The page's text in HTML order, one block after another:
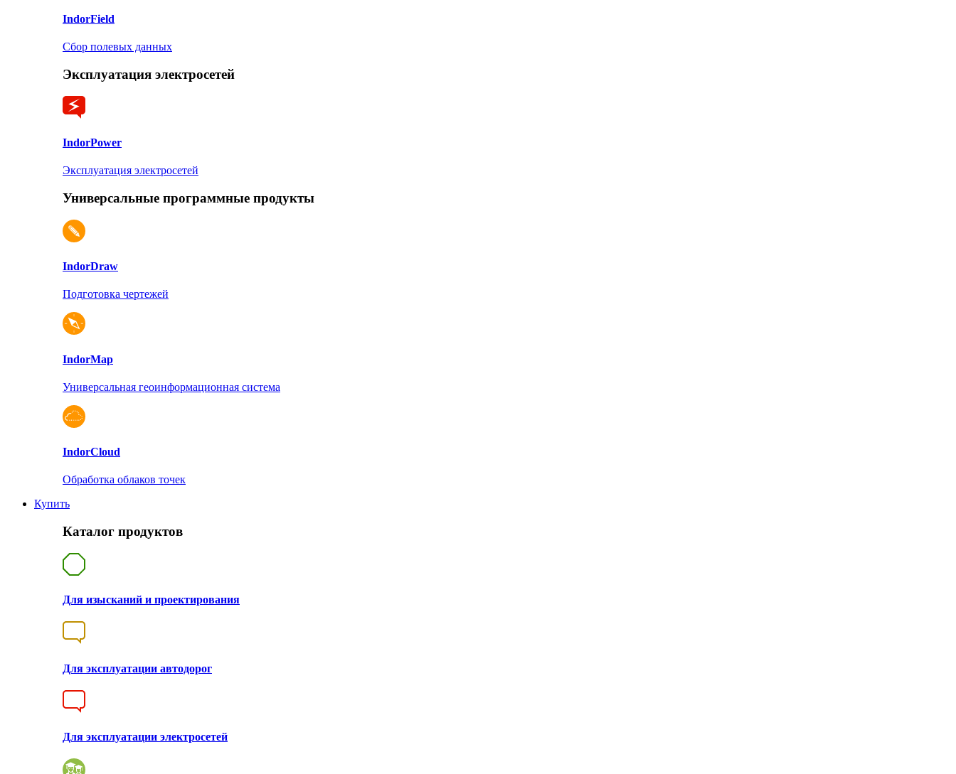
IndorField
Сбор полевых данных
Эксплуатация электросетей
IndorPower
Эксплуатация электросетей
Универсальные программные продукты
IndorDraw
Подготовка чертежей
IndorMap
Универсальная геоинформационная система
IndorCloud
Обработка облаков точек
Купить
Каталог продуктов
Для изысканий и проектирования
Для эксплуатации автодорог
Для эксплуатации электросетей